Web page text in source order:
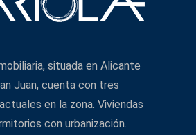
situada en Alicante
Juan, cuenta con tres
en la zona. Viviendas
con urbanización.